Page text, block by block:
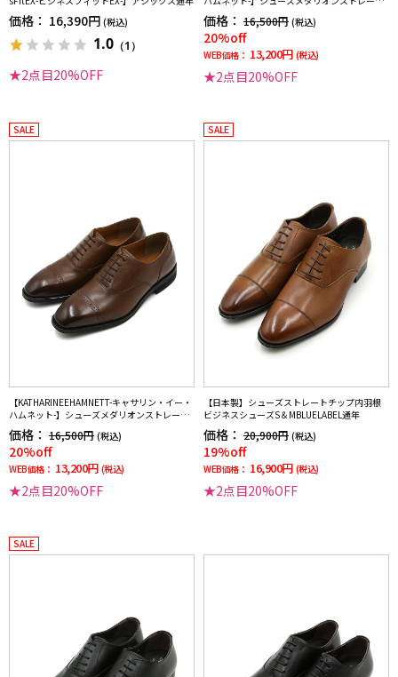
価格： 16,390円 (税込)
1.0 （1）
★2点目20%OFF
チップ本革靴紐付き無地通年
価格： 16,500円 (税込)
20%off
WEB価格： 13,200円 (税込)
★2点目20%OFF
SALE
【KATHARINEEHAMNETT-キャサリン・イー・
ハムネット-】シューズメダリオンストレート
チップ本革靴紐付き無地通年
価格： 16,500円 (税込)
20%off
WEB価格： 13,200円 (税込)
★2点目20%OFF
SALE
【日本製】シューズストレートチップ内羽根
ビジネスシューズS＆MBLUELABEL通年
価格： 20,900円 (税込)
19%off
WEB価格： 16,900円 (税込)
★2点目20%OFF
SALE